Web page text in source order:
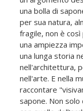
una bolla di
per sua natura,
fragile, non è
una ampiezza
una lunga storia
nell'architettura,
nell'arte. E nella
raccontare
sapone. Non solo